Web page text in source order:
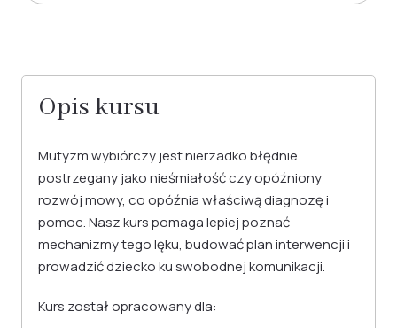
Opis kursu
Mutyzm wybiórczy jest nierzadko błędnie
postrzegany jako nieśmiałość czy opóźniony
rozwój mowy, co opóźnia właściwą diagnozę i
pomoc. Nasz kurs pomaga lepiej poznać
mechanizmy tego lęku, budować plan interwencji i
prowadzić dziecko ku swobodnej komunikacji.
Kurs został opracowany dla: